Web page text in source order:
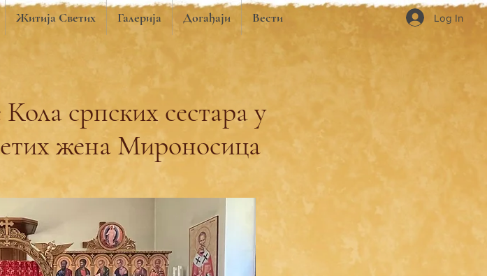
Житија Светих Галерија Догађаји Вести Log In
српских сестара у
жена Мироносица